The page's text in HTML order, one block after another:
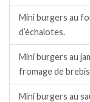
Mini burgers au
d’échalotes.
Mini burgers au
fromage de
Mini burgers au